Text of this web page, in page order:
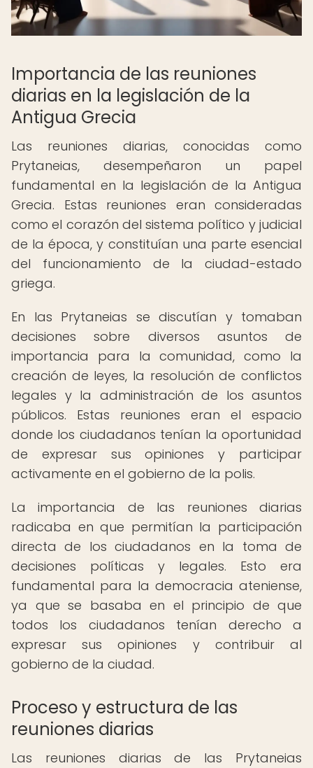
Importancia de las reuniones
diarias en la legislación de la
Antigua Grecia
Las reuniones diarias, conocidas como
Prytaneias, desempeñaron un papel
fundamental en la legislación de la Antigua
Grecia. Estas reuniones eran consideradas
como el corazón del sistema político y judicial
de la época, y constituían una parte esencial
del funcionamiento de la ciudad-estado
griega.
En las Prytaneias se discutían y tomaban
decisiones sobre diversos asuntos de
importancia para la comunidad, como la
creación de leyes, la resolución de conflictos
legales y la administración de los asuntos
públicos. Estas reuniones eran el espacio
donde los ciudadanos tenían la oportunidad
de expresar sus opiniones y participar
activamente en el gobierno de la polis.
La importancia de las reuniones diarias
radicaba en que permitían la participación
directa de los ciudadanos en la toma de
decisiones políticas y legales. Esto era
fundamental para la democracia ateniense,
ya que se basaba en el principio de que
todos los ciudadanos tenían derecho a
expresar sus opiniones y contribuir al
gobierno de la ciudad.
Proceso y estructura de las
reuniones diarias
Las reuniones diarias de las Prytaneias